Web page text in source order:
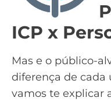
ICP x
Mas e o público-
diferença de cada
vamos te explicar